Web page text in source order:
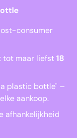
consumer
tot maar liefst18
plastic bottle" –
aankoop.
afhankelijkheid